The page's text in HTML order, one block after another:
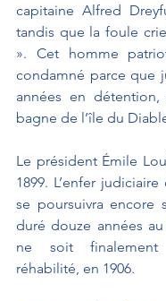
capitaine Alfred
tandis que la foule
». Cet homme
condamné parce que
années en
bagne de l’île du
Le président Émile
1899. L’enfer
se poursuivra encore
duré douze années
ne soit
réhabilité, en 1906.